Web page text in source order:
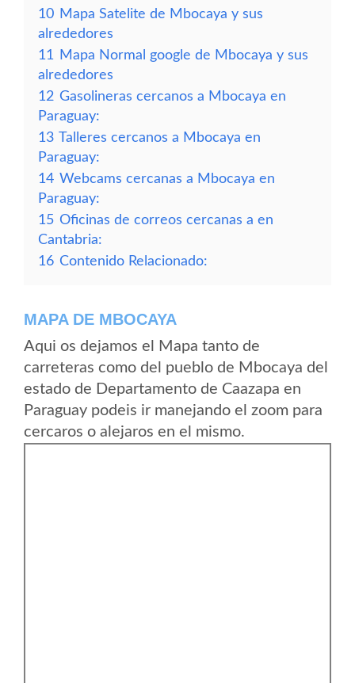
10 Mapa Satelite de Mbocaya y sus
alrededores
11
Mapa Normal google de Mbocaya y sus
alrededores
12 Gasolineras cercanos a Mbocaya en
Paraguay:
13 Talleres cercanos a Mbocaya en
Paraguay:
14 Webcams cercanas a Mbocaya en
Paraguay:
15 Oficinas de correos cercanas a en
Cantabria:
16 Contenido Relacionado:
MAPA DE MBOCAYA
Aqui os dejamos el Mapa tanto de
carreteras como del pueblo de Mbocaya del
estado de Departamento de Caazapa en
Paraguay podeis ir manejando el zoom para
cercaros o alejaros en el mismo.